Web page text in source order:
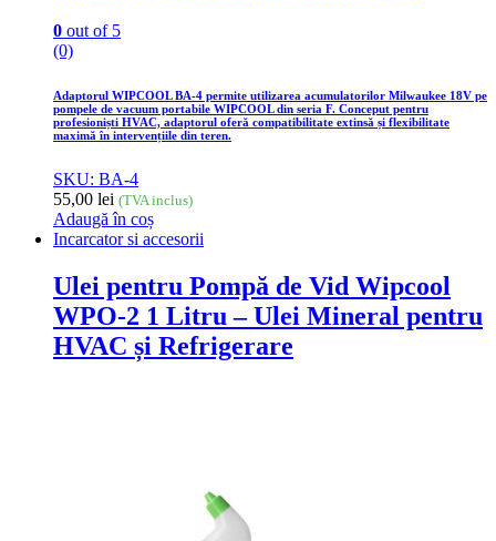
0 out of 5
(0)
Adaptorul WIPCOOL BA-4 permite utilizarea acumulatorilor Milwaukee 18V pe
pompele de vacuum portabile WIPCOOL din seria F. Conceput pentru
profesioniști HVAC, adaptorul oferă compatibilitate extinsă și flexibilitate
maximă în intervențiile din teren.
SKU: BA-4
55,00 lei (TVA inclus)
Adaugă în coș
Incarcator si accesorii
Ulei pentru Pompă de Vid Wipcool
WPO-2 1 Litru – Ulei Mineral pentru
HVAC și Refrigerare